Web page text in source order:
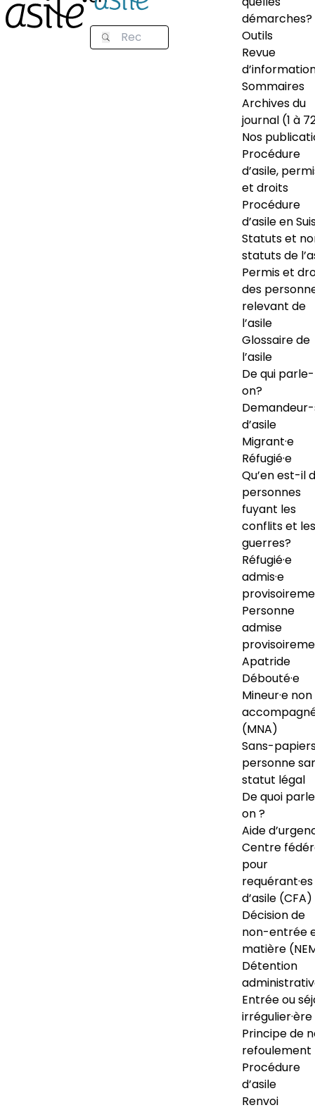
démarches?
Outils
Revue
Sommaires
Archives du
journal (1 à
Nos
Procédure
d’asile,
et droits
Procédure
d’asile en
Statuts et
statuts de
Permis et
des
relevant de
l’asile
Glossaire de
l’asile
De qui
on?
d’asile
Migrant·e
Réfugié·e
Qu’en est-il
personnes
fuyant les
conflits et les
guerres?
Réfugié·e
admis·e
Personne
admise
Apatride
Débouté·e
Mineur·e non
(MNA)
Sans-
personne
statut légal
De quoi
on ?
Aide
Centre
pour
requérant·es
d’asile (CFA)
Décision de
non-entrée
matière
Détention
Entrée ou
irrégulier·ère
Principe de
refoulement
Procédure
d’asile
Renvoi